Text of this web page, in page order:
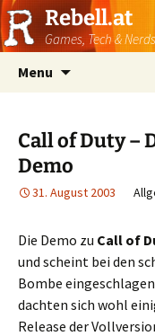
Rebell.at
Games, Tech &
Menu
Call of Duty –
Demo
31. August 2003
Die Demo zu Call of
und scheint bei den
Bombe
dachten sich wohl
Release der